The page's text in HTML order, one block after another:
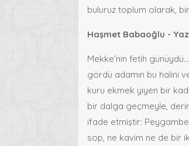
buluruz toplum olarak,
Haşmet Babaoğlu -
Mekke'nin fetih
gördü adamın bu halini
kuru ekmek yiyen bir
bir dalga geçmeyle,
ifade etmiştir:
sop, ne kavim ne de bir